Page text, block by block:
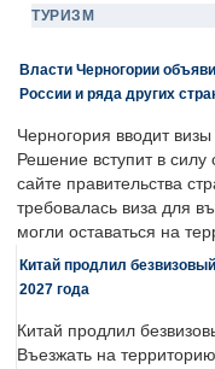
ТУРИЗМ
Власти Черногории
России и ряда других
Черногория вводит
Решение вступит в
сайте правительства
требовалась виза для
могли оставаться на
Китай продлил
2027 года
Китай продлил
Въезжать на